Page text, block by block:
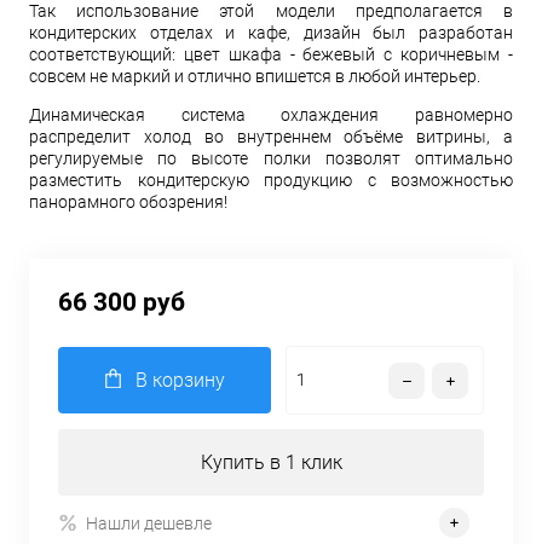
Так использование этой модели предполагается в
кондитерских отделах и кафе, дизайн был разработан
соответствующий: цвет шкафа - бежевый с коричневым -
совсем не маркий и отлично впишется в любой интерьер.
Динамическая система охлаждения равномерно
распределит холод во внутреннем объёме витрины, а
регулируемые по высоте полки позволят оптимально
разместить кондитерскую продукцию с возможностью
панорамного обозрения!
66 300 руб
В корзину
Купить в 1 клик
Нашли дешевле